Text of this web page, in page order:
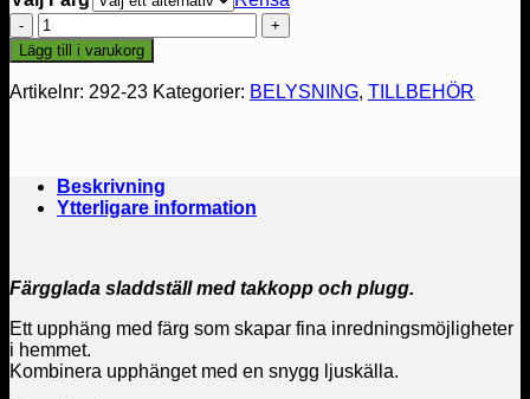
SLADDSTÄLL
E27
COLOR
mängd
Lägg till i varukorg
Artikelnr: 292-23 Kategorier: BELYSNING, TILLBEHÖR
Beskrivning
Ytterligare information
Färgglada sladdställ med takkopp och plugg.
Ett upphäng med färg som skapar fina inredningsmöjligheter
i hemmet.
Kombinera upphänget med en snygg ljuskälla.